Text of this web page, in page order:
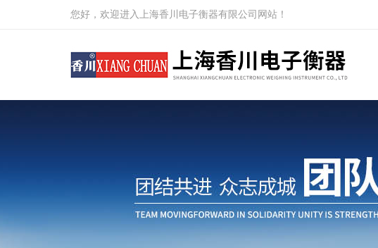
您好，欢迎进入上海香川电子衡器有限公司网站！